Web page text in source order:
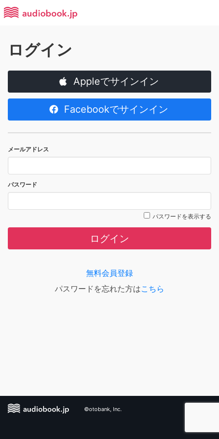
ログイン
Appleでサインイン
Facebookでサインイン
メールアドレス
パスワード
パスワードを表示する
ログイン
無料会員登録
パスワードを忘れた方はこちら
©otobank, Inc.